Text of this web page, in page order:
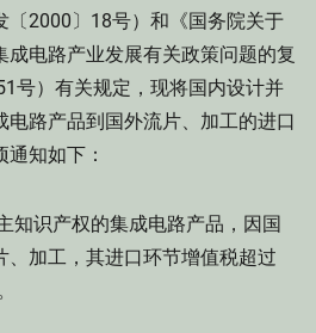
〔2000〕18号）和《国务院关于
电路产业发展有关政策问题的复
号）有关规定，现将国内设计并
路产品到国外流片、加工的进口
通知如下：
知识产权的集成电路产品，因国
、加工，其进口环节增值税超过